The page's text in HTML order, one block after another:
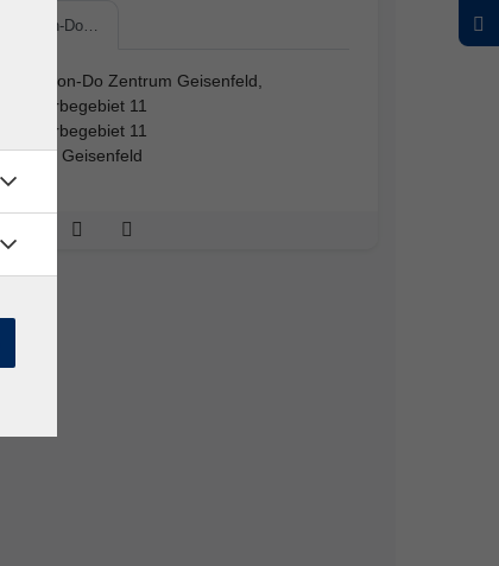
Taekwon-Do…
Taekwon-Do Zentrum Geisenfeld,
Gewerbegebiet 11
Gewerbegebiet 11
85290 Geisenfeld